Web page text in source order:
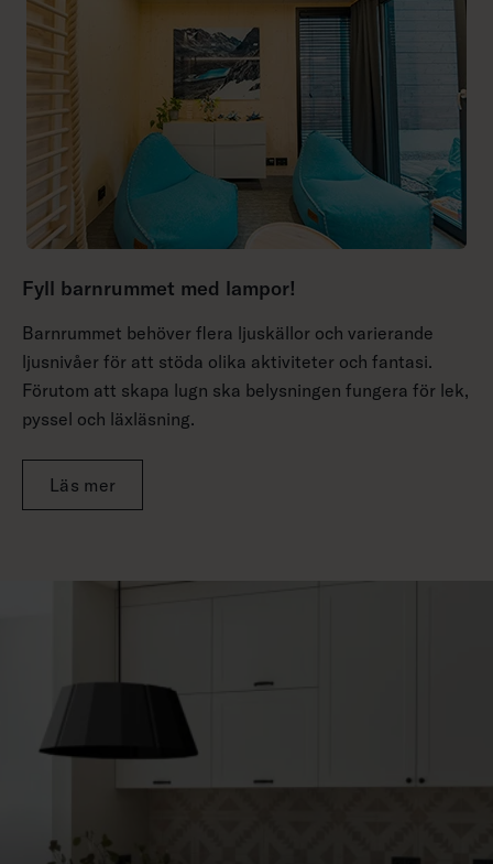
Fyll barnrummet med lampor!
Barnrummet behöver flera ljuskällor och varierande
ljusnivåer för att stöda olika aktiviteter och fantasi.
Förutom att skapa lugn ska belysningen fungera för lek,
pyssel och läxläsning.
Läs mer